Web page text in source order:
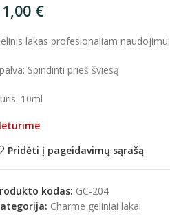
€
lakas profesionaliam naudojimui
Spindinti prieš šviesą
10ml
Pridėti į pageidavimų sąrašą
kodas: GC-204
Charme geliniai lakai